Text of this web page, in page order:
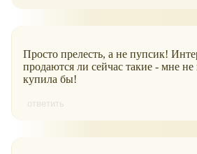
Просто прелесть, а не пупсик!
продаются ли сейчас такие - мне не
купила бы!
ответить